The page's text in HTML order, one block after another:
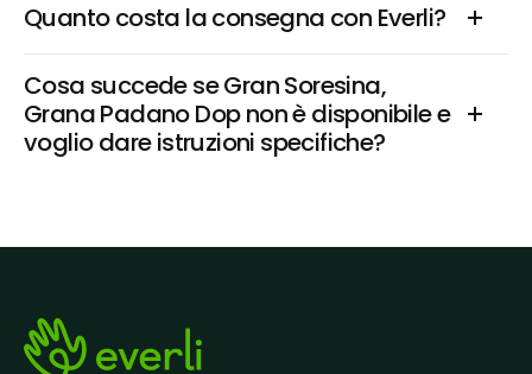
Quanto costa la consegna con Everli?
Cosa succede se Gran Soresina,
Grana Padano Dop non è disponibile e
voglio dare istruzioni specifiche?